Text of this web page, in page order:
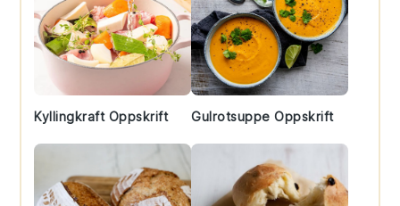
Kyllingkraft Oppskrift Gulrotsuppe Oppskrift